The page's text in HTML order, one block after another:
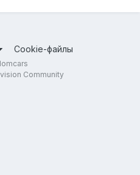
Cookie-файлы
Community